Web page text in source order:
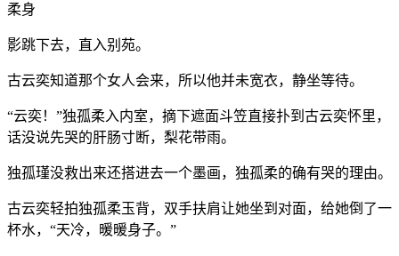
柔身
影跳下去，直入别苑。
古云奕知道那个女人会来，所以他并未宽衣，静坐等待。
“云奕！”独孤柔入内室，摘下遮面斗笠直接扑到古云奕怀里，
话没说先哭的肝肠寸断，梨花带雨。
独孤瑾没救出来还搭进去一个墨画，独孤柔的确有哭的理由。
古云奕轻拍独孤柔玉背，双手扶肩让她坐到对面，给她倒了一
杯水，“天冷，暖暖身子。”